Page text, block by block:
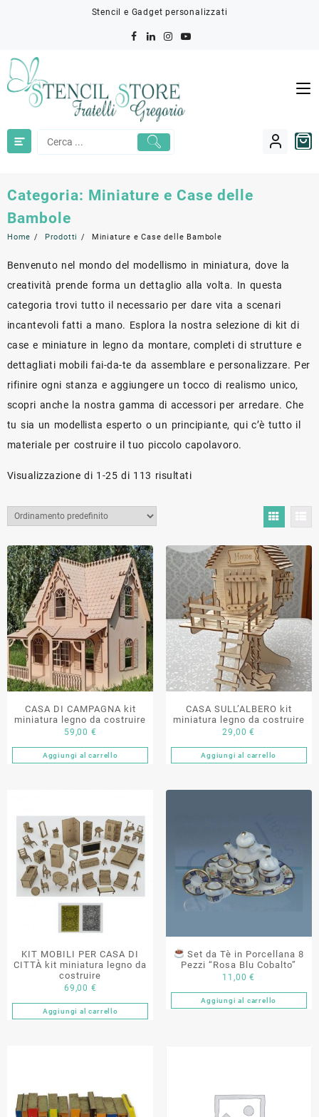
Stencil e Gadget personalizzati
Categoria: Miniature e Case delle
Bambole
Home Prodotti Miniature e Case delle Bambole
Benvenuto nel mondo del modellismo in miniatura, dove la
creatività prende forma un dettaglio alla volta. In questa
categoria trovi tutto il necessario per dare vita a scenari
incantevoli fatti a mano. Esplora la nostra selezione di kit di
case e miniature in legno da montare, completi di strutture e
dettagliati mobili fai-da-te da assemblare e personalizzare. Per
rifinire ogni stanza e aggiungere un tocco di realismo unico,
scopri anche la nostra gamma di accessori per arredare. Che
tu sia un modellista esperto o un principiante, qui c’è tutto il
materiale per costruire il tuo piccolo capolavoro.
Visualizzazione di 1-25 di 113 risultati
CASA DI CAMPAGNA kit
miniatura legno da costruire
59,00 €
Aggiungi al carrello
CASA SULL’ALBERO kit
miniatura legno da costruire
29,00€
Aggiungi al carrello
KIT MOBILI PER CASA DI
CITTÀ kit miniatura legno da
costruire
69,00 €
Aggiungi al carrello
Set da Tè in Porcellana 8
Pezzi “Rosa Blu Cobalto”
11,00€
Aggiungi al carrello